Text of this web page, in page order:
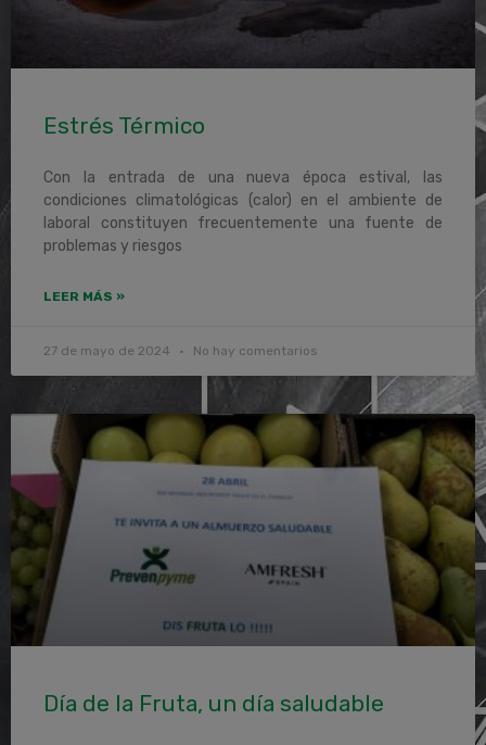
Estrés Térmico
Con la entrada de una nueva época estival, las
condiciones climatológicas (calor) en el ambiente de
laboral constituyen frecuentemente una fuente de
problemas y riesgos
LEER MÁS »
27 de mayo de 2024 No hay comentarios
Día de la Fruta, un día saludable